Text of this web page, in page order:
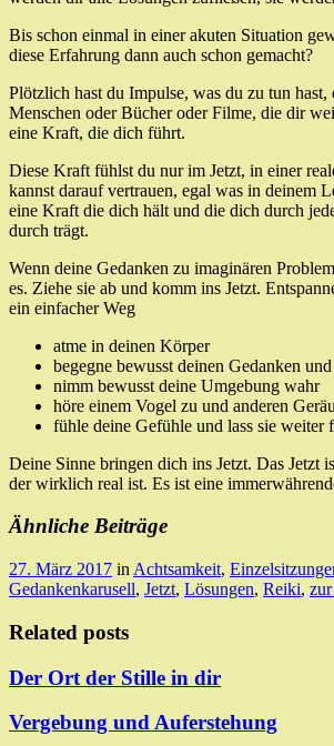
Bis schon einmal in einer akuten Situation
diese Erfahrung dann auch schon gemacht?
Plötzlich hast du Impulse, was du zu tun
Menschen oder Bücher oder Filme, die dir
eine Kraft, die dich führt.
Diese Kraft fühlst du nur im Jetzt, in einer
kannst darauf vertrauen, egal was in deinem
eine Kraft die dich hält und die dich durch
durch trägt.
Wenn deine Gedanken zu imaginären
es. Ziehe sie ab und komm ins Jetzt.
ein einfacher Weg
atme in deinen Körper
begegne bewusst deinen Gedanken
nimm bewusst deine Umgebung wahr
höre einem Vogel zu und anderen
fühle deine Gefühle und lass sie weiter
Deine Sinne bringen dich ins Jetzt. Das Jetzt
der wirklich real ist. Es ist eine
Ähnliche Beiträge
27. März 2017 in Achtsamkeit,
Gedankenkarusell, Jetzt, Lösungen, Reiki,
Related posts
Der Ort der Stille in dir
Vergebung und Auferstehung